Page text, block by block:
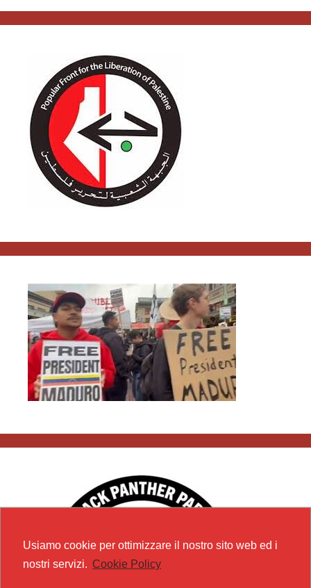
Usiamo cookie per ottimizzare il nostro sito web ed i
nostri servizi. Cookie Policy